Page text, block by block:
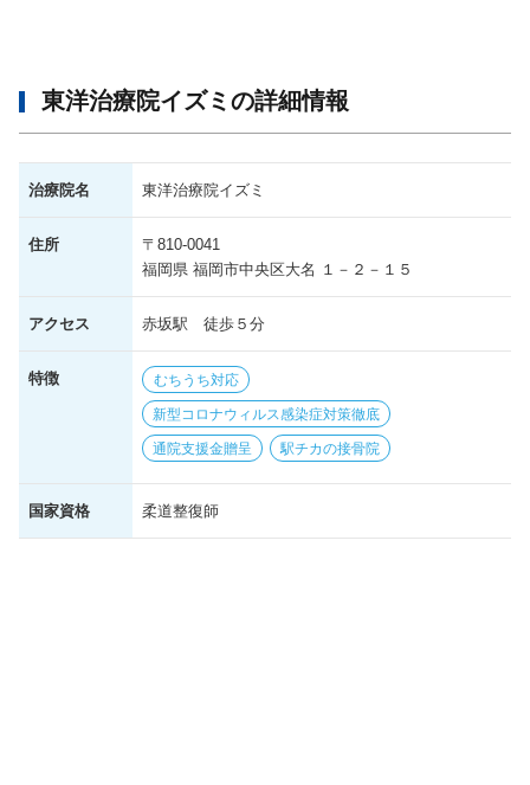
東洋治療院イズミの詳細情報
治療院名 東洋治療院イズミ
住所
〒810-0041
福岡県 福岡市中央区大名 １－２－１５
アクセス 赤坂駅 徒歩５分
特徴 むちうち対応
新型コロナウィルス感染症対策徹底
通院支援金贈呈 駅チカの接骨院
国家資格 柔道整復師